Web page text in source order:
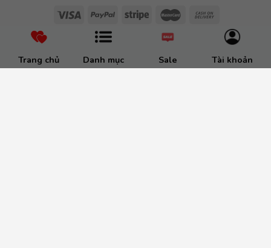
Trang chủ Danh mục Sale Tài khoản